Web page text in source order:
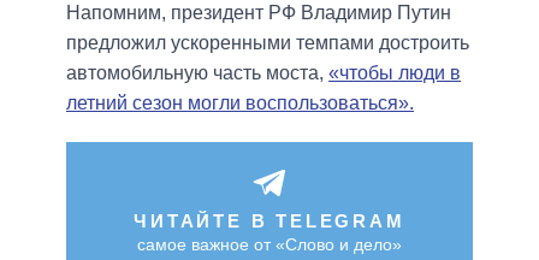
Напомним, президент РФ Владимир Путин
предложил ускоренными темпами достроить
автомобильную часть моста, «чтобы люди в
летний сезон могли воспользоваться».
ЧИТАЙТЕ В TELEGRAM
самое важное от «Слово и дело»